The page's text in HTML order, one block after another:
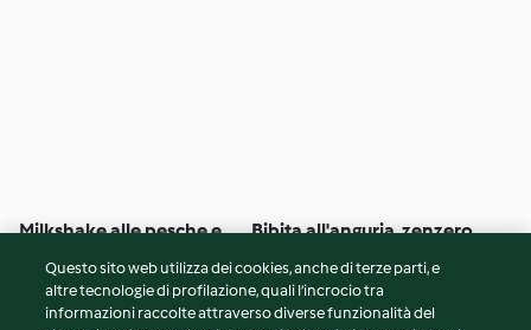
Milkshake alle pesche e
(19) 10min
Bibita all'anguria, zenzero
4 (45)
Questo sito web utilizza dei cookies, anche di terze parti, e
altre tecnologie di profilazione, quali l’incrocio tra
informazioni raccolte attraverso diverse funzionalità del